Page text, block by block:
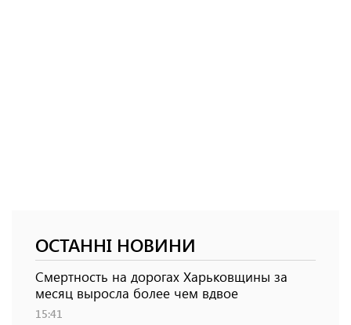
ОСТАННІ НОВИНИ
Смертность на дорогах Харьковщины за
месяц выросла более чем вдвое
15:41